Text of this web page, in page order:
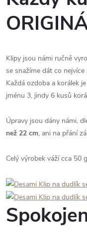
Klipy jsou námi ručně
se snažíme dát co
Každá ozdoba a korálek
jménu 3, jindy 6 kusů
Úpravy jsou dány námi,
než 22 cm, ani na přání
Celý výrobek váží cca 50